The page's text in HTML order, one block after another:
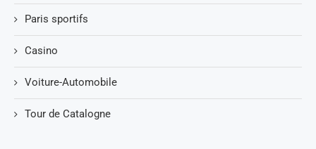
Paris sportifs
Casino
Voiture-Automobile
Tour de Catalogne